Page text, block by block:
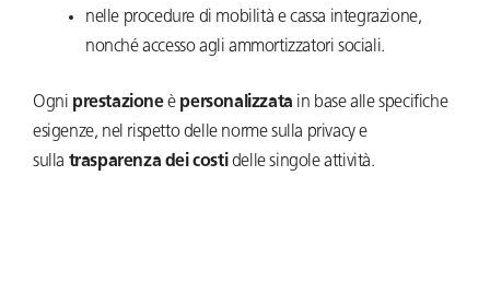
nelle procedure di mobilità e cassa integrazione,
nonché accesso agli ammortizzatori sociali.
Ogni prestazioneè personalizzata in base alle specifiche
esigenze, nel rispetto delle norme sulla privacy e
sulla trasparenza dei costidelle singole attività.